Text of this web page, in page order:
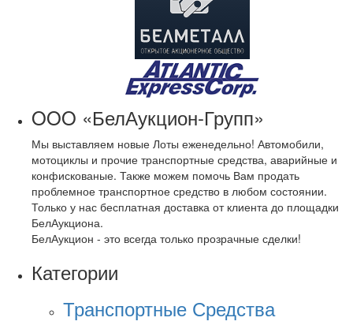
OOO «БелАукцион-Групп»
Мы выставляем новые Лоты еженедельно! Автомобили,
мотоциклы и прочие транспортные средства, аварийные и
конфискованые. Также можем помочь Вам продать
проблемное транспортное средство в любом состоянии.
Только у нас бесплатная доставка от клиента до площадки
БелАукциона.
БелАукцион - это всегда только прозрачные сделки!
Категории
Транспортные Средства